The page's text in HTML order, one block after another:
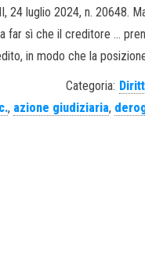
24 luglio 2024, n. 20648.
a far sì che il creditore …
in modo che la
Categoria:
, azione giudiziaria,